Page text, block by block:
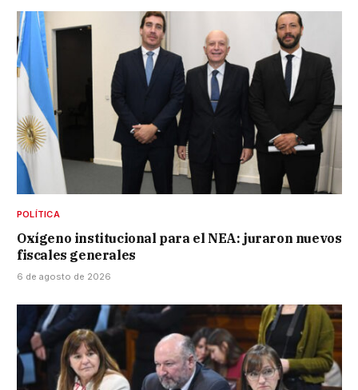
POLÍTICA
Oxígeno institucional para el NEA: juraron nuevos
fiscales generales
6 de agosto de 2026